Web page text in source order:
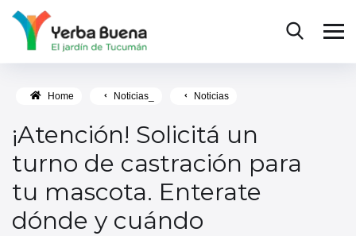
Home Noticias_ Noticias
¡Atención! Solicitá un
turno de castración para
tu mascota. Enterate
dónde y cuándo